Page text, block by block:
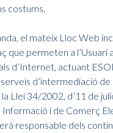
costums.
el mateix Lloc Web
que permeten a l’Usuari
d’Internet, actuant
d’intermediació
Llei 34/2002, d’11 de
i de Comerç
responsable dels